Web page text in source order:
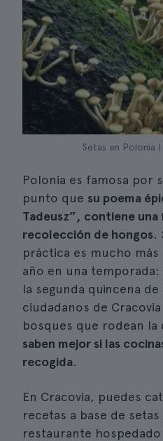
Setas en Polonia
Polonia es famosa por
punto que su poema
Tadeusz”, contiene una
recolección de hongos.
práctica es mucho más
año en una
la segunda quincena
ciudadanos de
bosques que rodean la
saben mejor si las
recogida.
En Cracovia, puedes
recetas a base de setas
restaurante